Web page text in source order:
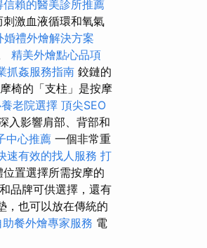
信賴的醫美診所推薦
激血液循環和氧氣
婚禮外燴解決方案
精美外燴點心品項
抓姦服務指南 鉸鏈的
椅的「支柱」是按摩
老院選擇 頂尖SEO
入影響肩部、背部和
中心推薦 一個非常重
速有效的找人服務 打
置選擇所需按摩的
品牌可供選擇，還有
，也可以放在傳統的
助餐外燴專家服務 電